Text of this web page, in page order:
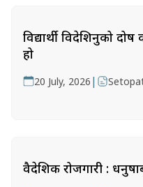
विद्यार्थी विदेशिनुको
हो
20 July, 2026 |
वैदेशिक रोजगारी :